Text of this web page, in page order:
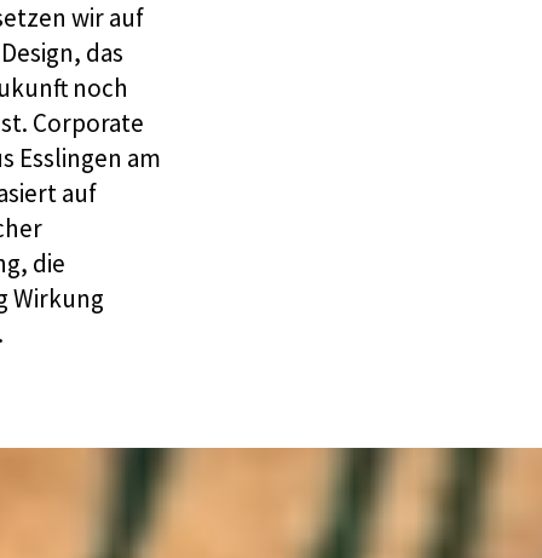
wir auf
das
noch
Corporate
Esslingen am
auf
die
Wirkung